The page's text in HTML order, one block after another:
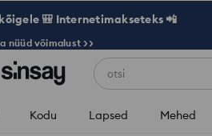
🎒 Internetimakseteks 📲
nüüd võimalust >>
otsi
Kodu Lapsed Mehed